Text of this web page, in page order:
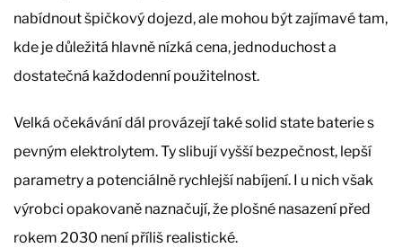
nabídnout špičkový dojezd, ale mohou být zajímavé tam,
kde je důležitá hlavně nízká cena, jednoduchost a
dostatečná každodenní použitelnost.
Velká očekávání dál provázejí také solid state baterie s
pevným elektrolytem. Ty slibují vyšší bezpečnost, lepší
parametry a potenciálně rychlejší nabíjení. I u nich však
výrobci opakovaně naznačují, že plošné nasazení před
rokem 2030 není příliš realistické.